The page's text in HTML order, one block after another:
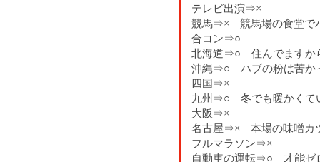
テレビ出演⇒×
競馬⇒× 競馬場の食堂で
合コン⇒○
北海道⇒○ 住んでますか
沖縄⇒○ ハブの粉は苦か
四国⇒×
九州⇒○ 冬でも暖かくて
大阪⇒×
名古屋⇒× 本場の味噌カ
フルマラソン⇒×
自動車の運転⇒○ 才能ゼ